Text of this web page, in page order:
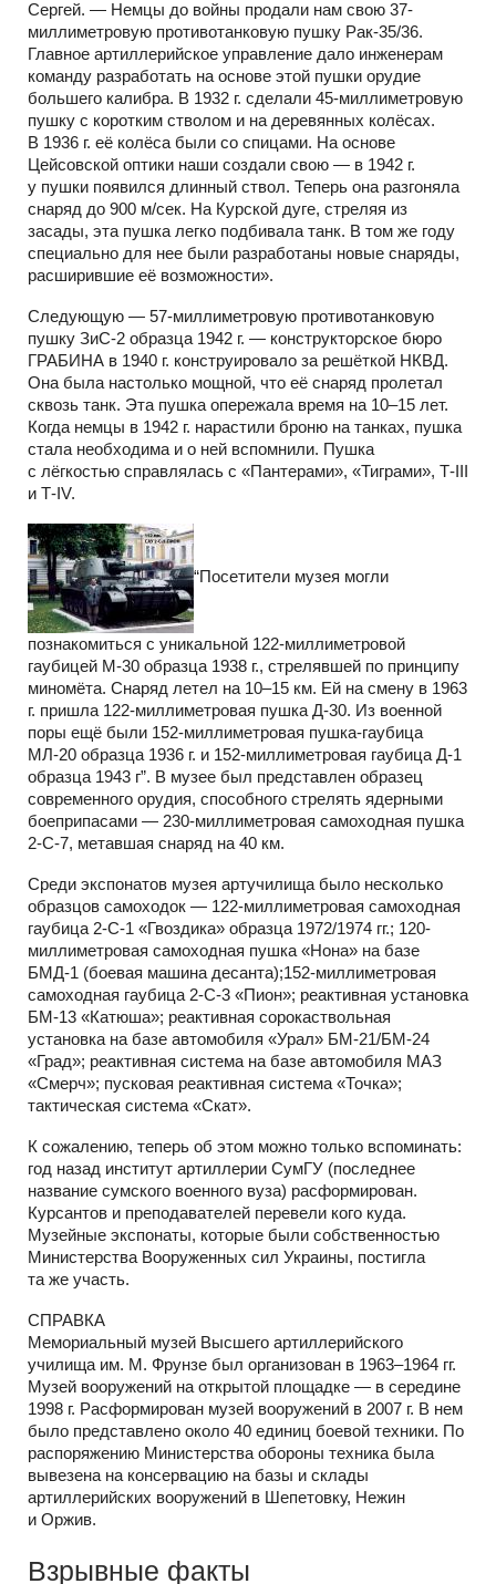
Сергей. — Немцы до войны продали нам свою 37-
миллиметровую противотанковую пушку Рак-35/36.
Главное артиллерийское управление дало инженерам
команду разработать на основе этой пушки орудие
большего калибра. В 1932 г. сделали 45-миллиметровую
пушку с коротким стволом и на деревянных колёсах.
В 1936 г. её колёса были со спицами. На основе
Цейсовской оптики наши создали свою — в 1942 г.
у пушки появился длинный ствол. Теперь она разгоняла
снаряд до 900 м/сек. На Курской дуге, стреляя из
засады, эта пушка легко подбивала танк. В том же году
специально для нее были разработаны новые снаряды,
расширившие её возможности».
Следующую — 57-миллиметровую противотанковую
пушку ЗиС-2 образца 1942 г. — конструкторское бюро
ГРАБИНА в 1940 г. конструировало за решёткой НКВД.
Она была настолько мощной, что её снаряд пролетал
сквозь танк. Эта пушка опережала время на 10–15 лет.
Когда немцы в 1942 г. нарастили броню на танках, пушка
стала необходима и о ней вспомнили. Пушка
с лёгкостью справлялась с «Пантерами», «Тиграми», Т-III
и Т-IV.
“Посетители музея могли
познакомиться с уникальной 122-миллиметровой
гаубицей М-30 образца 1938 г., стрелявшей по принципу
миномёта. Снаряд летел на 10–15 км. Ей на смену в 1963
г. пришла 122-миллиметровая пушка Д-30. Из военной
поры ещё были 152-миллиметровая пушка-гаубица
МЛ-20 образца 1936 г. и 152-миллиметровая гаубица Д-1
образца 1943 г”. В музее был представлен образец
современного орудия, способного стрелять ядерными
боеприпасами — 230-миллиметровая самоходная пушка
2-С-7, метавшая снаряд на 40 км.
Среди экспонатов музея артучилища было несколько
образцов самоходок — 122-миллиметровая самоходная
гаубица 2-С-1 «Гвоздика» образца 1972/1974 гг.; 120-
миллиметровая самоходная пушка «Нона» на базе
БМД-1 (боевая машина десанта);152-миллиметровая
самоходная гаубица 2-С-3 «Пион»; реактивная установка
БМ-13 «Катюша»; реактивная сорокаствольная
установка на базе автомобиля «Урал» БМ-21/БМ-24
«Град»; реактивная система на базе автомобиля МАЗ
«Смерч»; пусковая реактивная система «Точка»;
тактическая система «Скат».
К сожалению, теперь об этом можно только вспоминать:
год назад институт артиллерии СумГУ (последнее
название сумского военного вуза) расформирован.
Курсантов и преподавателей перевели кого куда.
Музейные экспонаты, которые были собственностью
Министерства Вооруженных сил Украины, постигла
та же участь.
СПРАВКА
Мемориальный музей Высшего артиллерийского
училища им. М. Фрунзе был организован в 1963–1964 гг.
Музей вооружений на открытой площадке — в середине
1998 г. Расформирован музей вооружений в 2007 г. В нем
было представлено около 40 единиц боевой техники. По
распоряжению Министерства обороны техника была
вывезена на консервацию на базы и склады
артиллерийских вооружений в Шепетовку, Нежин
и Оржив.
Взрывные факты